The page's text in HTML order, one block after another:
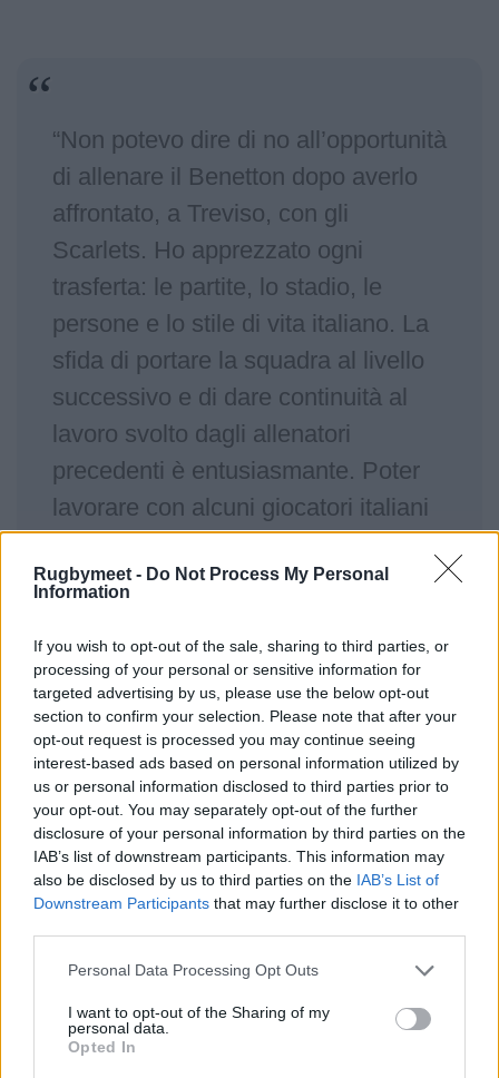
Rugbymeet - Do Not Process My Personal
Information
If you wish to opt-out of the sale, sharing to third parties, or
processing of your personal or sensitive information for
targeted advertising by us, please use the below opt-out
section to confirm your selection. Please note that after your
opt-out request is processed you may continue seeing
interest-based ads based on personal information utilized by
us or personal information disclosed to third parties prior to
your opt-out. You may separately opt-out of the further
disclosure of your personal information by third parties on the
IAB’s list of downstream participants. This information may
also be disclosed by us to third parties on the IAB’s List of
Downstream Participants that may further disclose it to other
Personal Data Processing Opt Outs
I want to opt-out of the Sharing of my
personal data.
Opted In
“Non potevo dire di no all’opportunità
di allenare il Benetton dopo averlo
affrontato, a Treviso, con gli
Scarlets. Ho apprezzato ogni
trasferta: le partite, lo stadio, le
persone e lo stile di vita italiano. La
sfida di portare la squadra al livello
successivo e di dare continuità al
lavoro svolto dagli allenatori
precedenti è entusiasmante. Poter
lavorare con alcuni giocatori italiani
ulteriormente alla loro crescita è per
A tutti i nostri stakeholder, agli
sponsor e naturalmente ai nostri
tifosi, voglio dire che sono felice di
entrare a far parte della famiglia del
Benetton Rugby. Voglio vedere la
squadra esprimere un rugby che
entusiasmi sia i giocatori sia voi
tifosi.”